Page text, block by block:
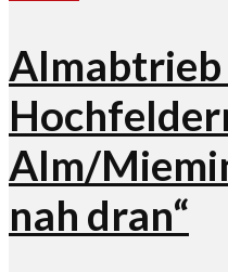
Almabtrieb
Alm/
nah dran“